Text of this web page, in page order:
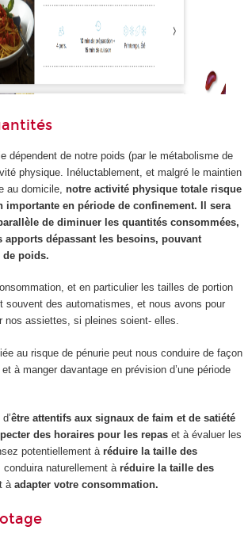
dépendent de notre poids (par le métabolisme de
physique. Inéluctablement, et malgré le maintien
au domicile, notre activité physique totale risque
importante en période de confinement. Il sera
de diminuer les quantités consommées,
apports dépassant les besoins, pouvant
de poids.
et en particulier les tailles de portion
souvent des automatismes, et nous avons pour
nos assiettes, si pleines soient- elles.
au risque de pénurie peut nous conduire de façon
à manger davantage en prévision d’une période
être attentifs aux signaux de faim et de satiété
des horaires pour les repaset à évaluer les
potentiellement à réduire la taille des
naturellement à réduire la taille des
à adapter votre consommation.